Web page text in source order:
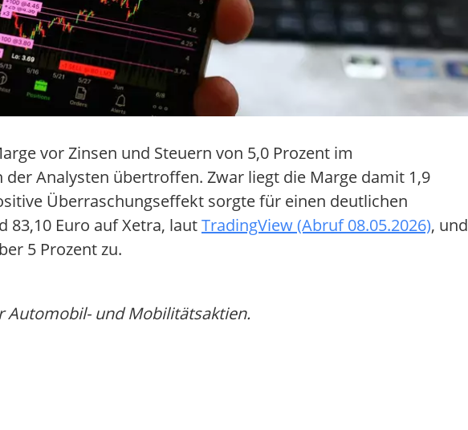
vor Zinsen und Steuern von 5,0 Prozent im
Analysten übertroffen. Zwar liegt die Marge damit 1,9
Überraschungseffekt sorgte für einen deutlichen
83,10 Euro auf Xetra, lautTradingView (Abruf 08.05.2026), und
5 Prozent zu.
Automobil- und Mobilitätsaktien.